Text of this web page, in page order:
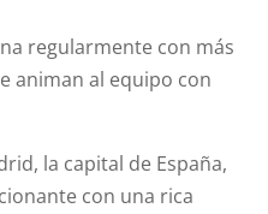
regularmente con más
animan al equipo con
la capital de España,
con una rica